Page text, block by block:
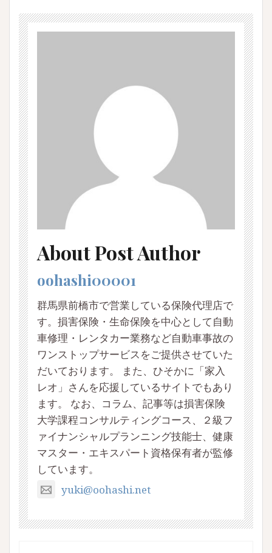
About Post Author
oohashi00001
群馬県前橋市で営業している保険代理店で
す。損害保険・生命保険を中心として自動
車修理・レンタカー業務など自動車事故の
ワンストップサービスをご提供させていた
だいております。 また、ひそかに「家入
レオ」さんを応援しているサイトでもあり
ます。 なお、コラム、記事等は損害保険
大学課程コンサルティングコース、２級フ
ァイナンシャルプランニング技能士、健康
マスター・エキスパート資格保有者が監修
しています。
yuki@oohashi.net